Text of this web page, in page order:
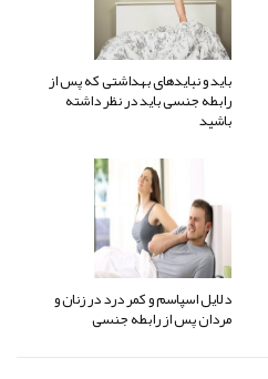
باید و نبایدهای بهداشتی که پس از
رابطه جنسی باید در نظر داشته
باشید
دلایل اسپاسم و کمر درد در زنان و
مردان پس از رابطه جنسی